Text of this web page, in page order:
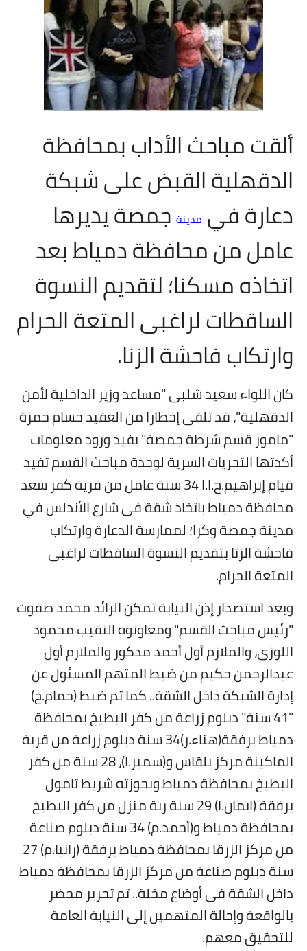
مقالات واراء
محافظات
القاهرة
القليوبية
الجيزة
الاسكندرية
الدقهلية
سوهاج
شمال سيناء
أخبار الرياضة
أخبار الفن
صحة
البوابة التعليمية
المزيد
اقتصاد
المرأة والطفل
حكاية صورة
بداية tv
حوادث
ألقت مباحث الأداب بمحافظة
الدقهلية القبض على شبكة
دعارة في مدينة جمصة يديرها
عامل من محافظة دمياط بعد
اتخاذه مسكنا؛ لتقديم النسوة
الساقطات لراغبى المتعة الحرام
وارتكاب فاحشة الزنا.
كان اللواء سعيد شلبى "مساعد وزير الداخلية لأمن
الدقهلية"، قد تلقى إخطارا من العقيد حسام حمزة
"مامور قسم شرطة جمصة" يفيد ورود معلومات
أكدتها التحريات السرية لوحدة مباحث القسم تفيد
قيام إبراهيم.ح.ا.ا 34 سنة عامل من قرية كفر سعد
محافظة دمياط باتخاذ شقة في شارع الأندلس في
مدينة جمصة وكرا؛ لممارسة الدعارة وارتكاب
فاحشة الزنا بتقديم النسوة الساقطات لراغبى
المتعة الحرام.
وبعد استصدار إذن النيابة تمكن الرائد محمد صفوت
"رئيس مباحث القسم" ومعاونوه النقيب محمود
اللوزى، والملازم أول أحمد مدكور والملازم أول
عبدالرحمن حكيم من ضبط المتهم المسئول عن
إدارة الشبكة داخل الشقة.. كما تم ضبط (حمام.ح)
"41 سنة" دبلوم زراعة من كفر البطيخ بمحافظة
دمياط برفقة(هناء.ر)34 سنة دبلوم زراعة من قرية
الماكينة مركز بلقاس و(سمير.ا)، 28 سنة من كفر
البطيخ بمحافظة دمياط وبحوزته شريط تامول
برفقة (ايمان.ا) 29 سنة ربة منزل من كفر البطيخ
بمحافظة دمياط و(أحمد.م) 34 سنة دبلوم صناعة
من مركز الزرقا بمحافظة دمياط برفقة (رانيا.م) 27
سنة دبلوم صناعة من مركز الزرقا بمحافظة دمياط
داخل الشقة في أوضاع مخلة.. تم تحرير محضر
بالواقعة وإحالة المتهمين إلى النيابة العامة
للتحقيق معهم.